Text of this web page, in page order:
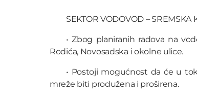
SEKTOR VODOVOD – SREMSKA
• Zbog planiranih radova na
Rodića, Novosadska i okolne ulice.
• Postoji mogućnost da će u
mreže biti produžena i proširena.